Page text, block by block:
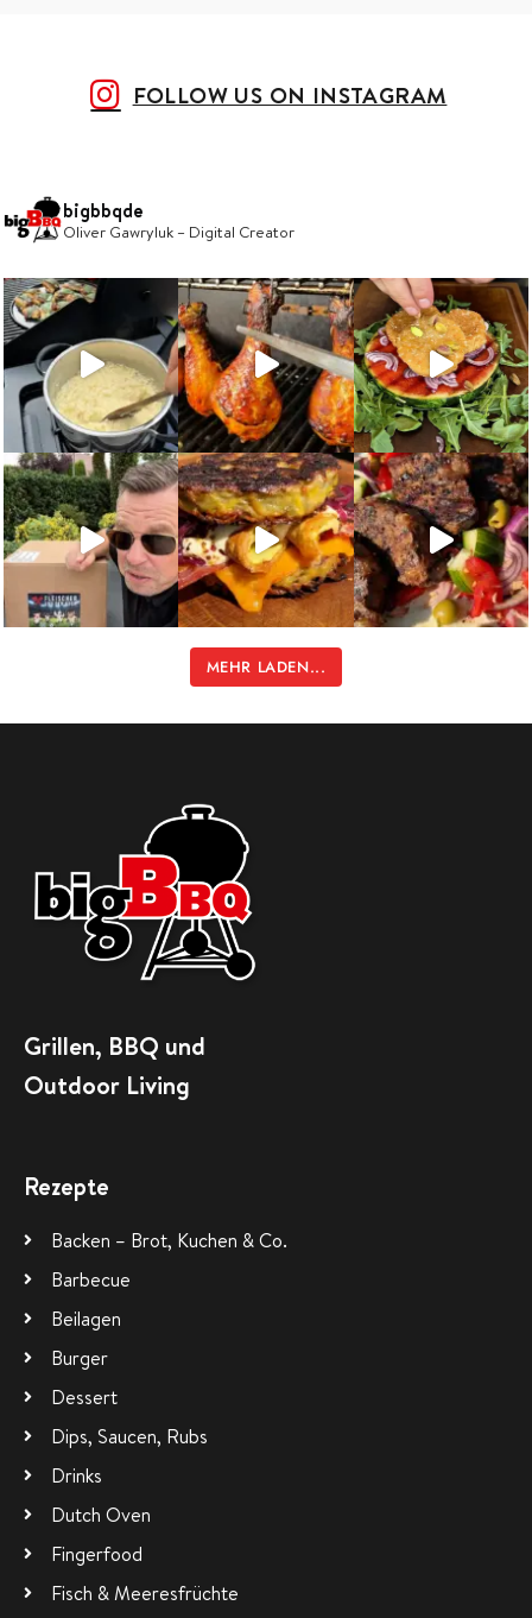
FOLLOW US ON INSTAGRAM
bigbbqde
Oliver Gawryluk – Digital Creator
MEHR LADEN...
Grillen, BBQ und
Outdoor Living
Rezepte
Backen – Brot, Kuchen & Co.
Barbecue
Beilagen
Burger
Dessert
Dips, Saucen, Rubs
Drinks
Dutch Oven
Fingerfood
Fisch & Meeresfrüchte